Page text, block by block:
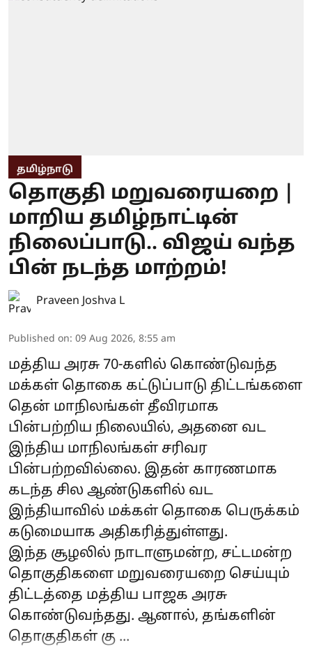
தமிழ்நாடு
தொகுதி மறுவரையறை |
மாறிய தமிழ்நாட்டின்
நிலைப்பாடு.. விஜய் வந்த
பின் நடந்த மாற்றம்!
Praveen Joshva L
Published on: 09 Aug 2026, 8:55 am
மத்திய அரசு 70-களில் கொண்டுவந்த
மக்கள் தொகை கட்டுப்பாடு திட்டங்களை
தென் மாநிலங்கள் தீவிரமாக
பின்பற்றிய நிலையில், அதனை வட
இந்திய மாநிலங்கள் சரிவர
பின்பற்றவில்லை. இதன் காரணமாக
கடந்த சில ஆண்டுகளில் வட
இந்தியாவில் மக்கள் தொகை பெருக்கம்
கடுமையாக அதிகரித்துள்ளது.
இந்த சூழலில் நாடாளுமன்ற, சட்டமன்ற
தொகுதிகளை மறுவரையறை செய்யும்
திட்டத்தை மத்திய பாஜக அரசு
கொண்டுவந்தது. ஆனால், தங்களின்
தொகுதிகள் கு ...